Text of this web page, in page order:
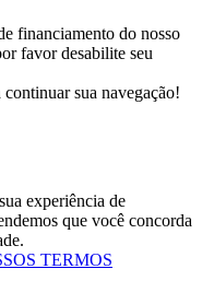
financiamento do nosso
favor desabilite seu
sua navegação!
experiência de
que você concorda
TERMOS